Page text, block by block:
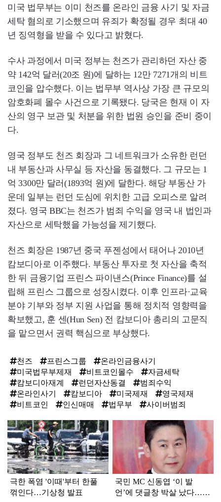
미국 법무부는 이미 천즈를 온라인 금융 사기 및 자금
세탁 혐의로 기소했으며 유죄가 확정될 경우 최대 40
년 징역형을 받을 수 있다고 밝혔다.
수사 과정에서 미국 정부는 천즈가 관리하던 자산 중
약 142억 달러(20조 원)에 달하는 12만 7271개의 비트
코인을 압수했다. 이는 법무부 역사상 가장 큰 규모의
암호화폐 몰수 사건으로 기록됐다. 당국은 현재 이 자
산의 영구 보관 및 처분을 위한 법원 승인을 준비 중이
다.
영국 정부도 천즈 회장과 그 네트워크가 소유한 런던
내 부동산과 사무실 등 자산을 동결했다. 그 규모는 1
억 3300만 달러(1893억 원)에 달한다. 해당 부동산 가
운데 일부는 런던 도심에 위치한 고급 오피스로 알려
졌다. 영국 BBC는 천즈가 범죄 수익을 영국 내 법인과
자산으로 세탁했을 가능성을 제기했다.
천즈 회장은 1987년 중국 푸젠성에서 태어나 2010년
캄보디아로 이주했다. 부동산 투자로 첫 자산을 축적
한 뒤 금융기업 프린스 파이낸스(Prince Finance)를 설
립해 프린스 그룹으로 성장시켰다. 이후 인프라·교육
분야 기부와 정부 지원 사업을 통해 정치적 영향력을
확보했고, 훈 센(Hun Sen) 전 캄보디아 총리의 고문직
을 맡으면서 권력 핵심으로 부상했다.
천즈 프린스그룹
온라인금융사기
미국법무부제재
비트코인몰수
자금세탁
캄보디아재계
런던자산동결
범죄수익
온라인사기
캄보디아 미국제재
영국제재
비트코인
인신매매 법무부 사이버범죄
탑
라
인
극한 폭염 '이때'부터 한풀
꺾인다…기상청 발표
국민 MC 신동엽 ‘이 발
언’에 댓글창 박살 났다…여